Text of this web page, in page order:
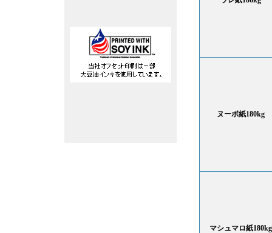
ヌーボ紙180kg
マシュマロ紙180kg